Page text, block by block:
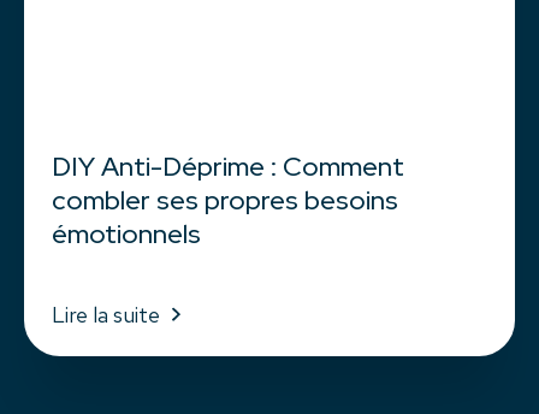
DIY Anti-Déprime : Comment
combler ses propres besoins
émotionnels
Lire la suite